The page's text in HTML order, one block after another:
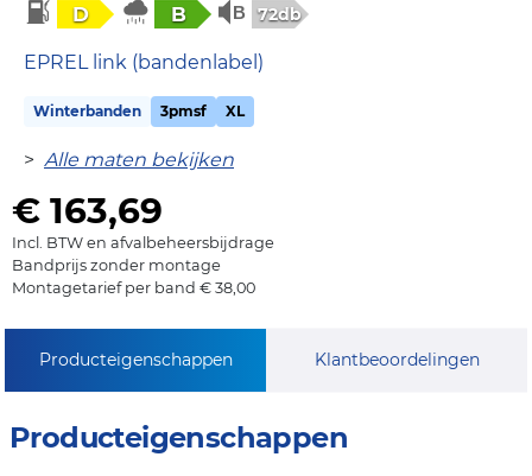
D B 72db
EPREL link (bandenlabel)
Winterbanden 3pmsf XL
> Alle maten bekijken
€ 163,69
Incl. BTW en afvalbeheersbijdrage
Bandprijs zonder montage
Montagetarief per band € 38,00
Producteigenschappen Klantbeoordelingen
Producteigenschappen